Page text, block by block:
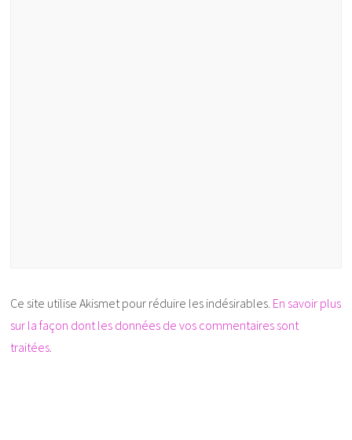
Ce site utilise Akismet pour réduire les indésirables. En savoir plus
sur la façon dont les données de vos commentaires sont
traitées.